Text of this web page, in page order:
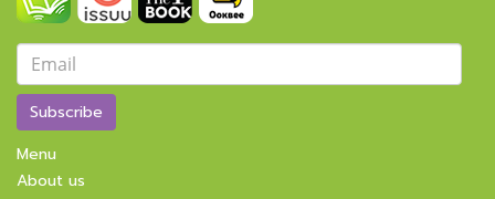
Subscribe
Menu
About us